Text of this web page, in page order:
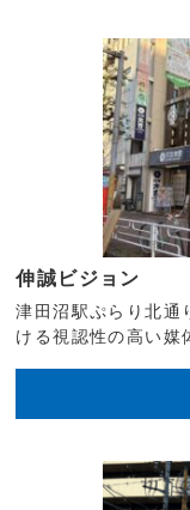
伸誠ビジョン
津田沼駅ぷらり北通
ける視認性の高い媒